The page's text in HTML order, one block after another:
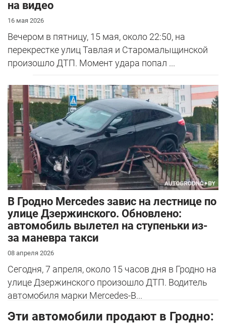
на видео
16 мая 2026
Вечером в пятницу, 15 мая, около 22:50, на
перекрестке улиц Тавлая и Старомалыщинской
произошло ДТП. Момент удара попал ...
В Гродно Mercedes завис на лестнице по
улице Дзержинского. Обновлено:
автомобиль вылетел на ступеньки из-
за маневра такси
08 апреля 2026
Сегодня, 7 апреля, около 15 часов дня в Гродно на
улице Дзержинского произошло ДТП. Водитель
автомобиля марки Mercedes-B...
Эти автомобили продают в Гродно: